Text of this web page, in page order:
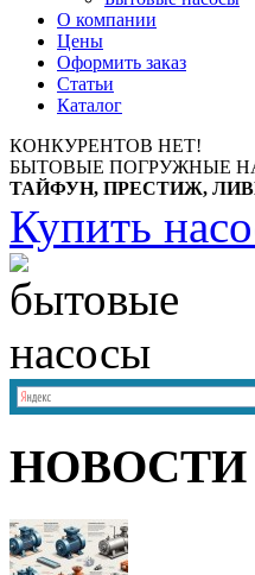
О компании
Цены
Оформить заказ
Статьи
Каталог
КОНКУРЕНТОВ НЕТ!
БЫТОВЫЕ ПОГРУЖНЫЕ
ТАЙФУН, ПРЕСТИЖ,
Купить
НОВОСТИ